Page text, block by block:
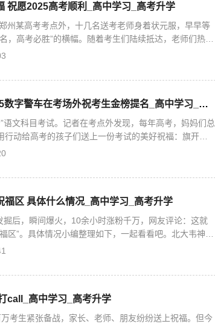
祝愿2025高考顺利_高中学习_高考升学
州某高考考点外，十几名送考老师身着状元服，早早等
，高考必胜”的横幅。随着考生们陆续抵达，老师们热情
高考首日家长捧向日葵送考 985数字警车在考场外祝考生金榜提名_高中学习_高考升学
语文科目考试。记者在考点外发现，每年高考，妈妈们总
行动给高考的孩子们送上一份考试的美好祝福：旗开得
区 具体什么情况_高中学习_高考升学
掘后，瞬间爆火，10余小时涨粉千万，网友评论：这就
区”。具体情况小编整理如下，一起看看吧。北大韦神账
call_高中学习_高考升学
考生紧张备战，家长、老师、朋友纷纷送上祝福。但今